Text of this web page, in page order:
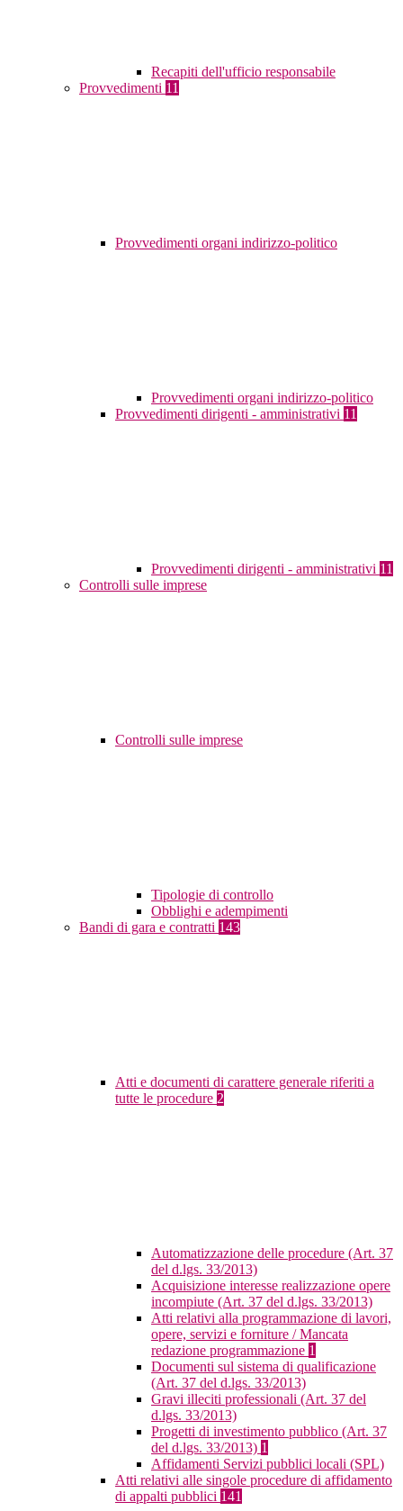
Recapiti dell'ufficio responsabile
Provvedimenti 11
Provvedimenti organi indirizzo-politico
Provvedimenti organi indirizzo-politico
Provvedimenti dirigenti - amministrativi 11
Provvedimenti dirigenti - amministrativi 11
Controlli sulle imprese
Controlli sulle imprese
Tipologie di controllo
Obblighi e adempimenti
Bandi di gara e contratti 143
Atti e documenti di carattere generale riferiti a
tutte le procedure 2
Automatizzazione delle procedure (Art. 37
del d.lgs. 33/2013)
Acquisizione interesse realizzazione opere
incompiute (Art. 37 del d.lgs. 33/2013)
Atti relativi alla programmazione di lavori,
opere, servizi e forniture / Mancata
redazione programmazione 1
Documenti sul sistema di qualificazione
(Art. 37 del d.lgs. 33/2013)
Gravi illeciti professionali (Art. 37 del
d.lgs. 33/2013)
Progetti di investimento pubblico (Art. 37
del d.lgs. 33/2013) 1
Affidamenti Servizi pubblici locali (SPL)
Atti relativi alle singole procedure di affidamento
di appalti pubblici 141